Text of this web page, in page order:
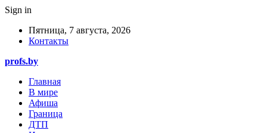
Sign in
Пятница, 7 августа, 2026
Контакты
profs.by
Главная
В мире
Афиша
Граница
ДТП